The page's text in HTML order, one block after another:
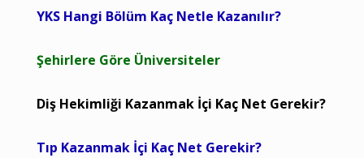
YKS Hangi Bölüm Kaç Netle Kazanılır?
Şehirlere Göre Üniversiteler
Diş Hekimliği Kazanmak İçi Kaç Net Gerekir?
Tıp Kazanmak İçi Kaç Net Gerekir?